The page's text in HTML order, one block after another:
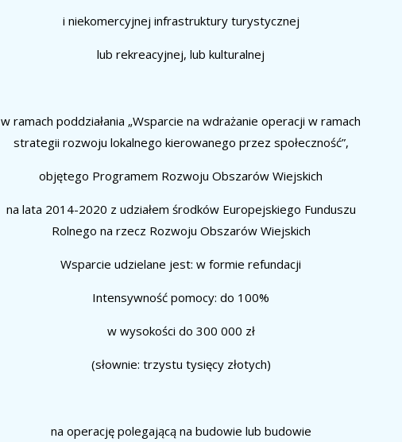
i niekomercyjnej infrastruktury turystycznej
lub rekreacyjnej, lub kulturalnej
w ramach poddziałania „Wsparcie na wdrażanie operacji w ramach
strategii rozwoju lokalnego kierowanego przez społeczność”,
objętego Programem Rozwoju Obszarów Wiejskich
na lata 2014-2020 z udziałem środków Europejskiego Funduszu
Rolnego na rzecz Rozwoju Obszarów Wiejskich
Wsparcie udzielane jest:w formie refundacji
Intensywność pomocy: do 100%
w wysokości do 300 000 zł
(słownie: trzystu tysięcy złotych)
na operację polegającą na budowie lub budowie